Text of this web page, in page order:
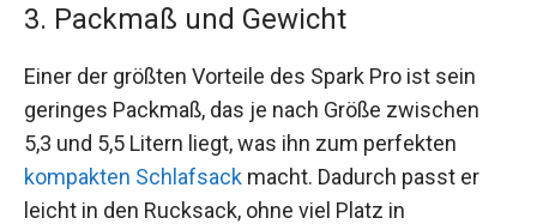
3. Packmaß und Gewicht
Einer der größten Vorteile des Spark Pro ist sein
geringes Packmaß, das je nach Größe zwischen
5,3 und 5,5 Litern liegt, was ihn zum perfekten
kompakten Schlafsack macht. Dadurch passt er
leicht in den Rucksack, ohne viel Platz in